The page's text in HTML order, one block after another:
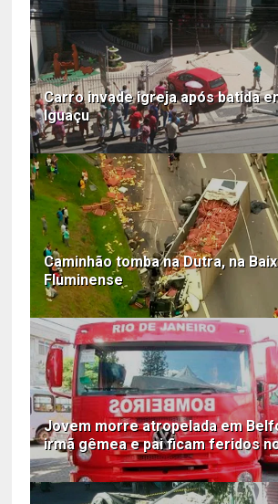
Carro invade igreja após batida
Iguaçu
Caminhão tomba na Dutra, na
Fluminense
Jovem morre atropelada em
irmã gêmea e pai ficam feridos